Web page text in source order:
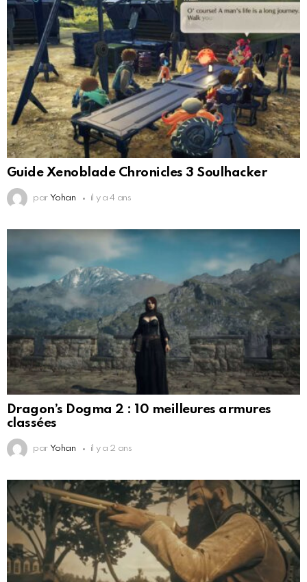
Guide Xenoblade Chronicles 3 Soulhacker
par Yohan il y a 4 ans
Dragon’s Dogma 2 : 10 meilleures armures
classées
par Yohan il y a 2 ans